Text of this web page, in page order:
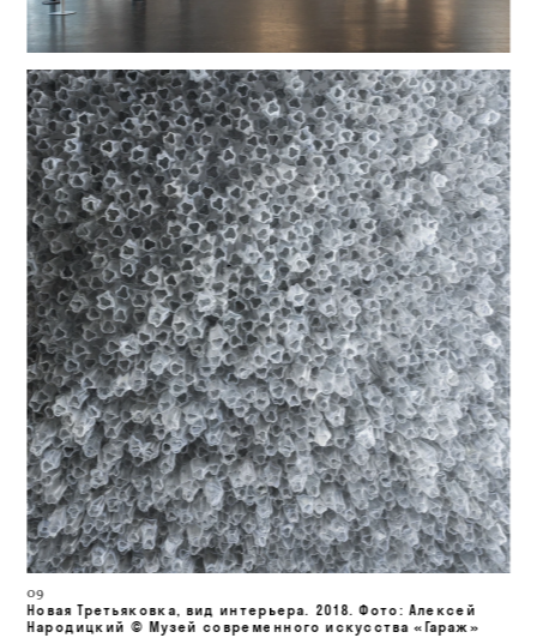
09
Новая Третьяковка, вид интерьера. 2018. Фото: Алексей
Народицкий © Музей современного искусства «Гараж»